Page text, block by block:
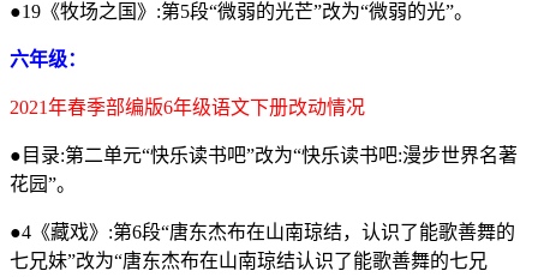
●19《牧场之国》:第5段“微弱的光芒”改为“微弱的光”。
六年级：
2021年春季部编版6年级语文下册改动情况
●目录:第二单元“快乐读书吧”改为“快乐读书吧:漫步世界名著
花园”。
●4《藏戏》:第6段“唐东杰布在山南琼结，认识了能歌善舞的
七兄妹”改为“唐东杰布在山南琼结认识了能歌善舞的七兄